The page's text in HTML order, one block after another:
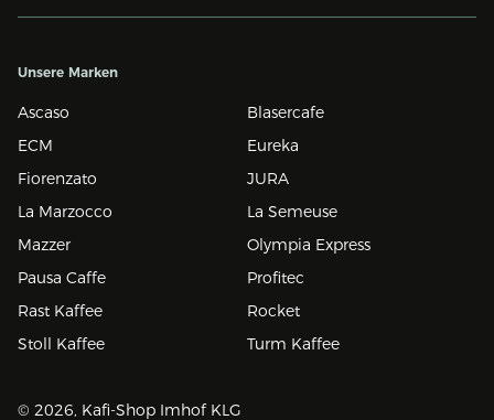
Unsere Marken
Ascaso
Blasercafe
ECM
Eureka
Fiorenzato
JURA
La Marzocco
La Semeuse
Mazzer
Olympia Express
Pausa Caffe
Profitec
Rast Kaffee
Rocket
Stoll Kaffee
Turm Kaffee
© 2026, Kafi-Shop Imhof KLG